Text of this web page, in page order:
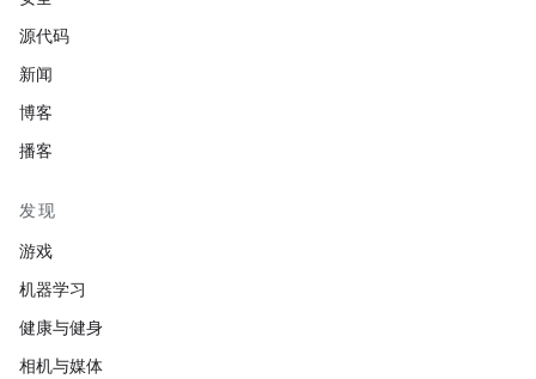
源代码
新闻
博客
播客
发现
游戏
机器学习
健康与健身
相机与媒体